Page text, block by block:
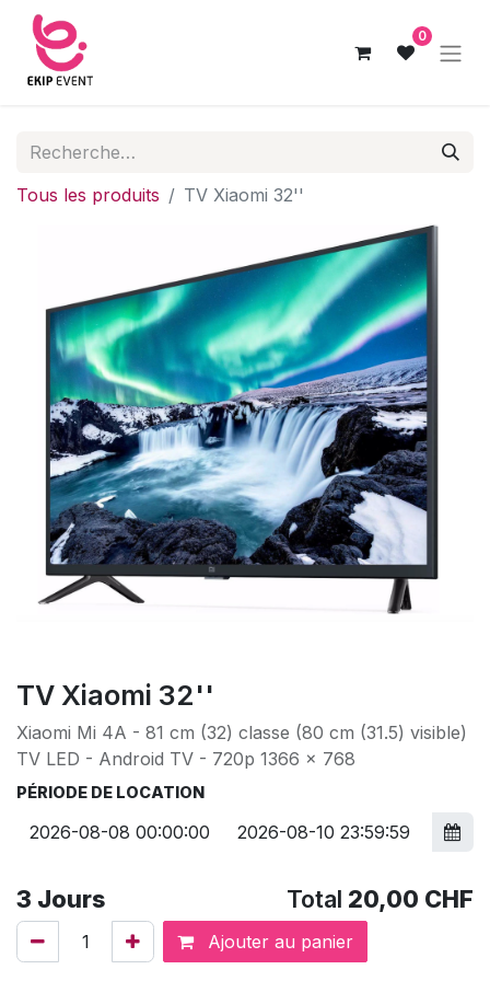
0
Tous les produits TV Xiaomi 32''
TV Xiaomi 32''
Xiaomi Mi 4A - 81 cm (32) classe (80 cm (31.5) visible)
TV LED - Android TV - 720p 1366 x 768
PÉRIODE DE LOCATION
3 Jours Total 20,00 CHF
Ajouter au panier